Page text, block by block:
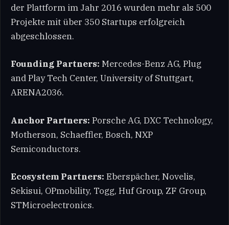
der Plattform im Jahr 2016 wurden mehr als 500
Projekte mit über 350 Startups erfolgreich
abgeschlossen.
Founding Partners: Mercedes-Benz AG, Plug
and Play Tech Center, University of Stuttgart,
ARENA2036.
Anchor Partners: Porsche AG, DXC Technology,
Motherson, Schaeffler, Bosch, NXP
Semiconductors.
Ecosystem Partners: Eberspächer, Novelis,
Sekisui, OPmobility, Togg, Huf Group, ZF Group,
STMicroelectronics.